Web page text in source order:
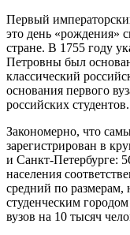
Первый
это день «рождения»
стране. В 1755 году
Петровны был
классический
основания первого
российских студентов.
Закономерно, что
зарегистрирован в
и Санкт-Петербурге:
населения
средний по
студенческим
вузов на 10 тысяч